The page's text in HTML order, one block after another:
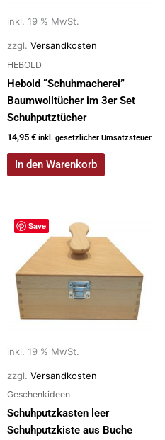
inkl. 19 % MwSt.
zzgl. Versandkosten
HEBOLD
Hebold “Schuhmacherei”
Baumwolltücher im 3er Set
Schuhputztücher
14,95 € inkl. gesetzlicher Umsatzsteuer
In den Warenkorb
Save
inkl. 19 % MwSt.
zzgl. Versandkosten
Geschenkideen
Schuhputzkasten leer
Schuhputzkiste aus Buche